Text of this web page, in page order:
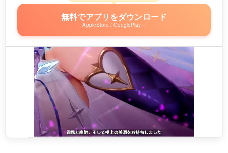
無料でアプリをダウンロード
AppleStore / GooglePlay »